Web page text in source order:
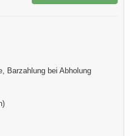
Barzahlung bei Abholung